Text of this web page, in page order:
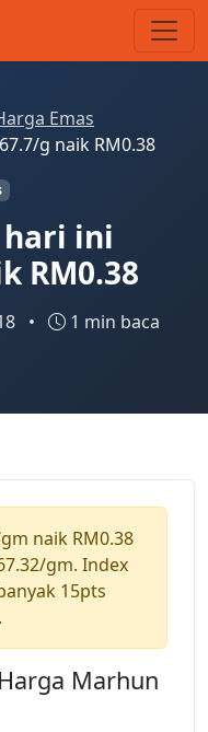
Emas
g naik RM0.38
hari ini
RM0.38
• 1 min baca
naik RM0.38
gm. Index
15pts
Marhun